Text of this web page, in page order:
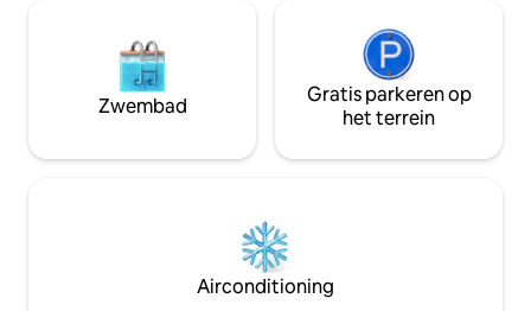
Zwembad
Gratis parkeren op
het terrein
Airconditioning